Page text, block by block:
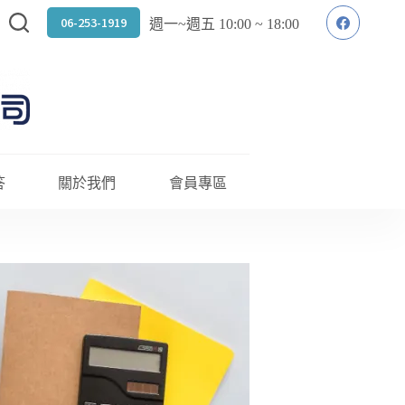
06-253-1919 週一~週五 10:00 ~ 18:00
關於我們 會員專區